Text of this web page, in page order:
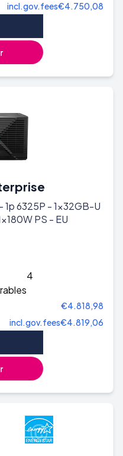
incl.gov.fees€4.750,08
1p 6325P - 1x32GB-U
PS - EU
4
€4.818,98
incl.gov.fees€4.819,06